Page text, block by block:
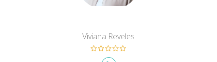
Viviana Reveles